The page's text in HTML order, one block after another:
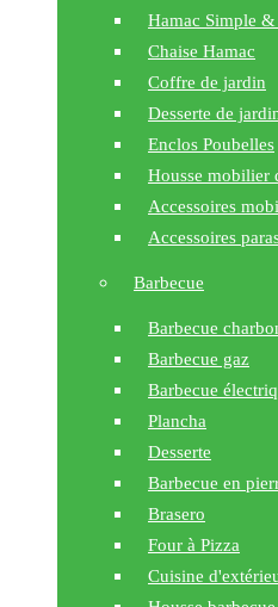
Hamac Simple
Chaise Hamac
Coffre de jardin
Desserte de
Enclos Poubelles
Housse mobilier
Accessoires
Accessoires
Barbecue
Barbecue
Barbecue gaz
Barbecue
Plancha
Desserte
Barbecue en
Brasero
Four à Pizza
Cuisine